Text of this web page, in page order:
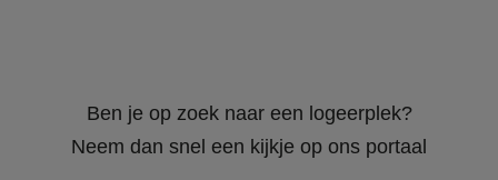
Ben je op zoek naar een logeerplek?
Neem dan snel een kijkje op ons portaal